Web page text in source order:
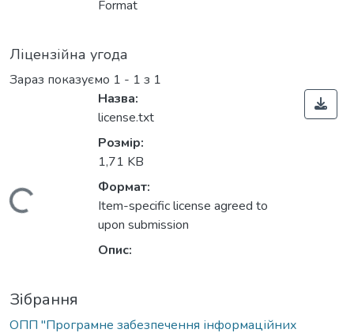
Format
Ліцензійна угода
Зараз показуємо 1 - 1 з 1
Назва:
license.txt
Розмір:
1,71 KB
Формат:
Item-specific license agreed to
upon submission
Опис:
Зібрання
ОПП "Програмне забезпечення інформаційних